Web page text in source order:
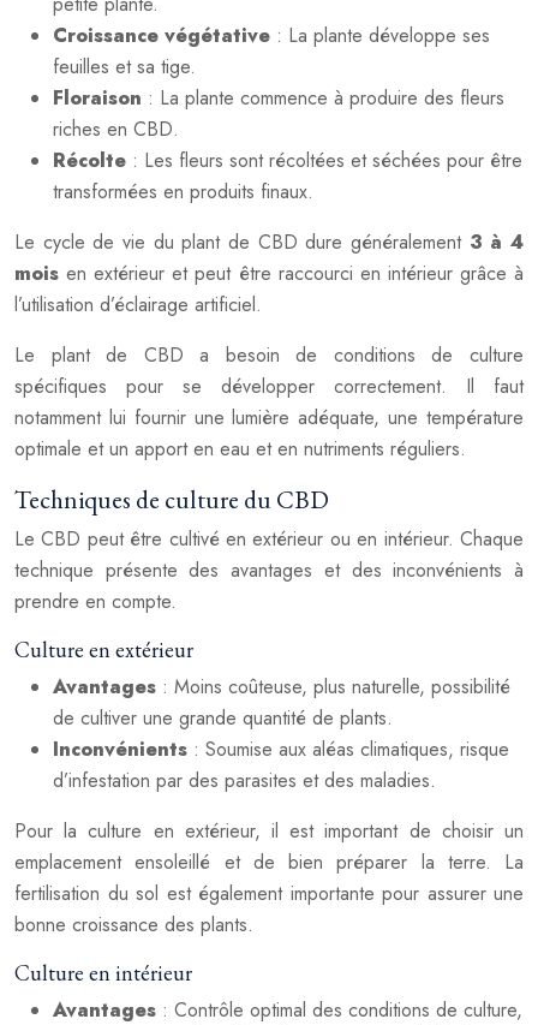
Croissance végétative : La plante développe ses
feuilles et sa tige.
Floraison : La plante commence à produire des fleurs
riches en CBD.
Récolte : Les fleurs sont récoltées et séchées pour être
transformées en produits finaux.
Le cycle de vie du plant de CBD dure généralement 3 à 4
moisen extérieur et peut être raccourci en intérieur grâce à
l’utilisation d’éclairage artificiel.
Le plant de CBD a besoin de conditions de culture
spécifiques pour se développer correctement. Il faut
notamment lui fournir une lumière adéquate, une température
optimale et un apport en eau et en nutriments réguliers.
Techniques de culture du CBD
Le CBD peut être cultivé en extérieur ou en intérieur. Chaque
technique présente des avantages et des inconvénients à
prendre en compte.
Culture en extérieur
Avantages : Moins coûteuse, plus naturelle, possibilité
de cultiver une grande quantité de plants.
Inconvénients : Soumise aux aléas climatiques, risque
d’infestation par des parasites et des maladies.
Pour la culture en extérieur, il est important de choisir un
emplacement ensoleillé et de bien préparer la terre. La
fertilisation du sol est également importante pour assurer une
bonne croissance des plants.
Culture en intérieur
Avantages : Contrôle optimal des conditions de culture,